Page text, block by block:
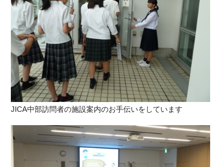
JICA中部訪問者の施設案内のお手伝いをしています